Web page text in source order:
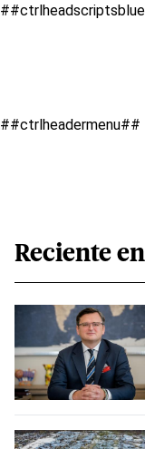
##ctrlheadermenu##
Reciente en